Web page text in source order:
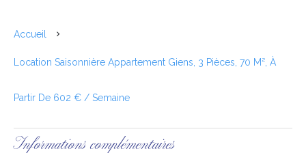
Accueil
Location Saisonnière Appartement Giens, 3 Pièces, 70 M², À
Partir De 602 € / Semaine
Informations complémentaires